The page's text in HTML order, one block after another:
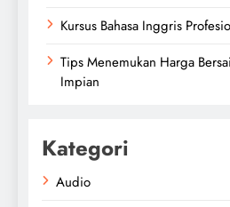
Kursus Bahasa Inggris
Tips Menemukan Harga
Impian
Kategori
Audio